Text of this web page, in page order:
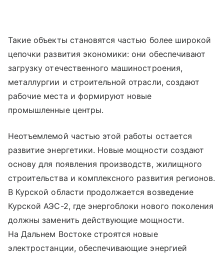
Такие объекты становятся частью более широкой
цепочки развития экономики: они обеспечивают
загрузку отечественного машиностроения,
металлургии и строительной отрасли, создают
рабочие места и формируют новые
промышленные центры.
Неотъемлемой частью этой работы остается
развитие энергетики. Новые мощности создают
основу для появления производств, жилищного
строительства и комплексного развития регионов.
В Курской области продолжается возведение
Курской АЭС-2, где энергоблоки нового поколения
должны заменить действующие мощности.
На Дальнем Востоке строятся новые
электростанции, обеспечивающие энергией